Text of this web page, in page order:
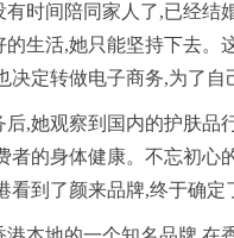
有时间陪同家人了,已经结
的生活,她只能坚持下去
决定转做电子商务,为了
后,她观察到国内的护肤品
者的身体健康。不忘初心
看到了颜来品牌,终于确定